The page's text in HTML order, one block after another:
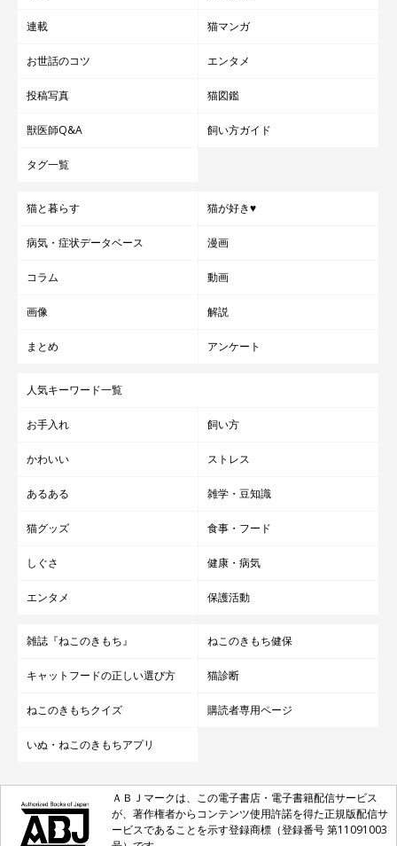
連載 猫マンガ
お世話のコツ エンタメ
投稿写真 猫図鑑
獣医師Q&A 飼い方ガイド
タグ一覧
猫と暮らす 猫が好き♥
病気・症状データベース 漫画
コラム 動画
画像 解説
まとめ アンケート
人気キーワード一覧
お手入れ 飼い方
かわいい ストレス
あるある 雑学・豆知識
猫グッズ 食事・フード
しぐさ 健康・病気
エンタメ 保護活動
雑誌『ねこのきもち』 ねこのきもち健保
キャットフードの正しい選び方 猫診断
ねこのきもちクイズ 購読者専用ページ
いぬ・ねこのきもちアプリ
ＡＢＪマークは、この電子書店・電子書籍配信サービス
が、著作権者からコンテンツ使用許諾を得た正規版配信サ
ービスであることを示す登録商標（登録番号 第11091003